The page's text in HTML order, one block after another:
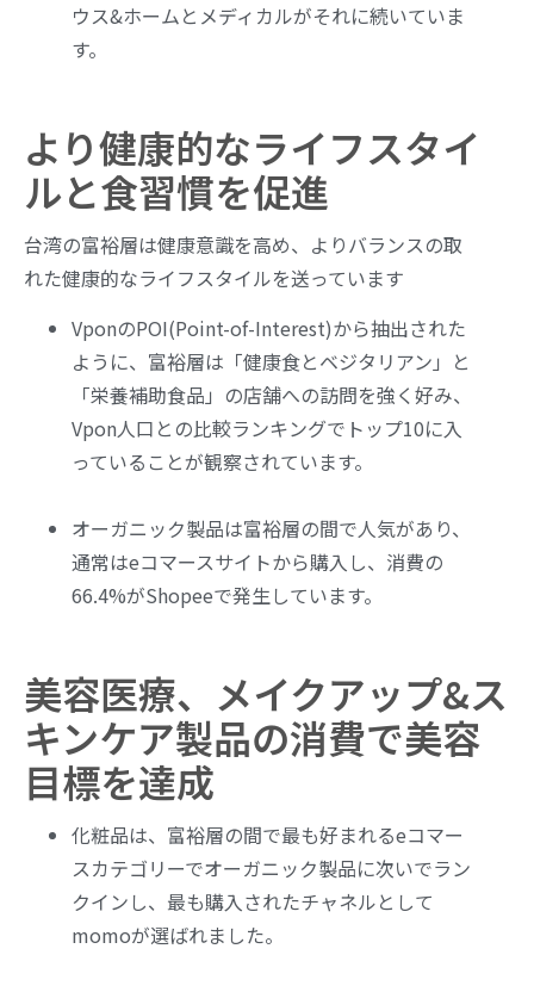
ウス&ホームとメディカルがそれに続いていま
す。
より健康的なライフスタイ
ルと食習慣を促進
台湾の富裕層は健康意識を高め、よりバランスの取
れた健康的なライフスタイルを送っています
VponのPOI(Point-of-Interest)から抽出された
ように、富裕層は「健康食とベジタリアン」と
「栄養補助食品」の店舗への訪問を強く好み、
Vpon人口との比較ランキングでトップ10に入
っていることが観察されています。
オーガニック製品は富裕層の間で人気があり、
通常はeコマースサイトから購入し、消費の
66.4%がShopeeで発生しています。
美容医療、メイクアップ&ス
キンケア製品の消費で美容
目標を達成
化粧品は、富裕層の間で最も好まれるeコマー
スカテゴリーでオーガニック製品に次いでラン
クインし、最も購入されたチャネルとして
momoが選ばれました。